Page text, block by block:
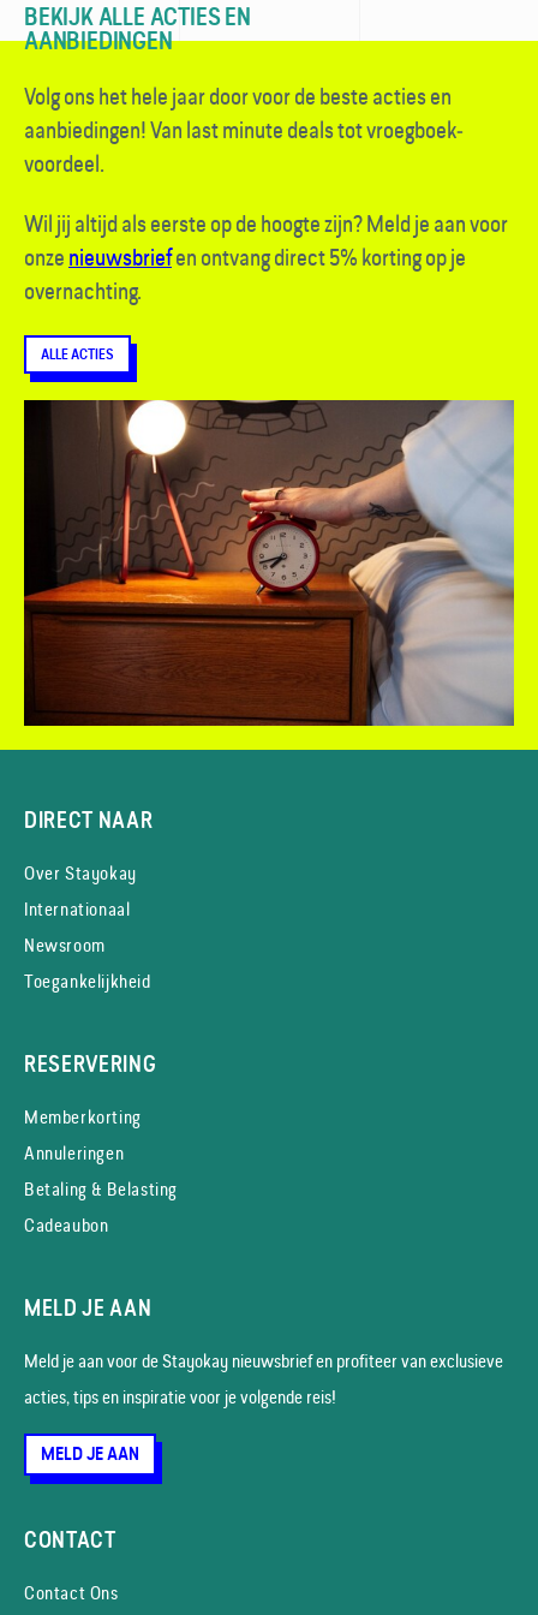
BEKIJK ALLE ACTIES EN
AANBIEDINGEN
Volg ons het hele jaar door voor de beste acties en
aanbiedingen! Van last minute deals tot vroegboek­
voordeel.
Wil jij altijd als eerste op de hoogte zijn? Meld je aan voor
onzenieuwsbriefen ontvang direct 5% korting op je
overnachting.
ALLE ACTIES
DIRECT NAAR
Over Stayokay
Internationaal
Newsroom
Toegankelijkheid
RESERVERING
Memberkorting
Annuleringen
Betaling & Belasting
Cadeaubon
MELD JE AAN
Meld je aan voor de Stayokay nieuws­brief en profiteer van exclusieve
acties, tips en inspiratie voor je volgende reis!
MELD JE AAN
CONTACT
Contact Ons